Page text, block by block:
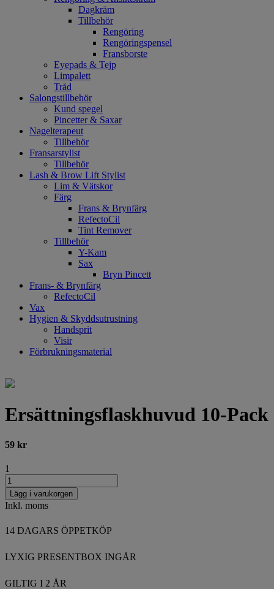
Dagkräm
Tillbehör
Rengöring
Rengöringspensel
Fransborste
Eyepads & Tejp
Limpalett
Tråd
Salongstillbehör
Kund spegel
Pincetter & Saxar
Nagelterapeut
Tillbehör
Fransarstylist
Tillbehör
Lash & Brow Lift Stylist
Lim & Vätskor
Färg
Frans & Brynfärg
RefectoCil
Tint Remover
Tillbehör
Y-Kam
Sax
Bryn Pincett
Frans- & Brynfärg
RefectoCil
Vax
Hygien & Skyddsutrustning
Handsprit
Visir
Förbrukningsmaterial
Ersättningsflaskhuvud 10-Pack
59 kr
1
Lägg i varukorgen
Inkl. moms
14 DAGARS ÖPPETKÖP
LYXIG PRESENTBOX INGÅR
GILTIG I 2 ÅR